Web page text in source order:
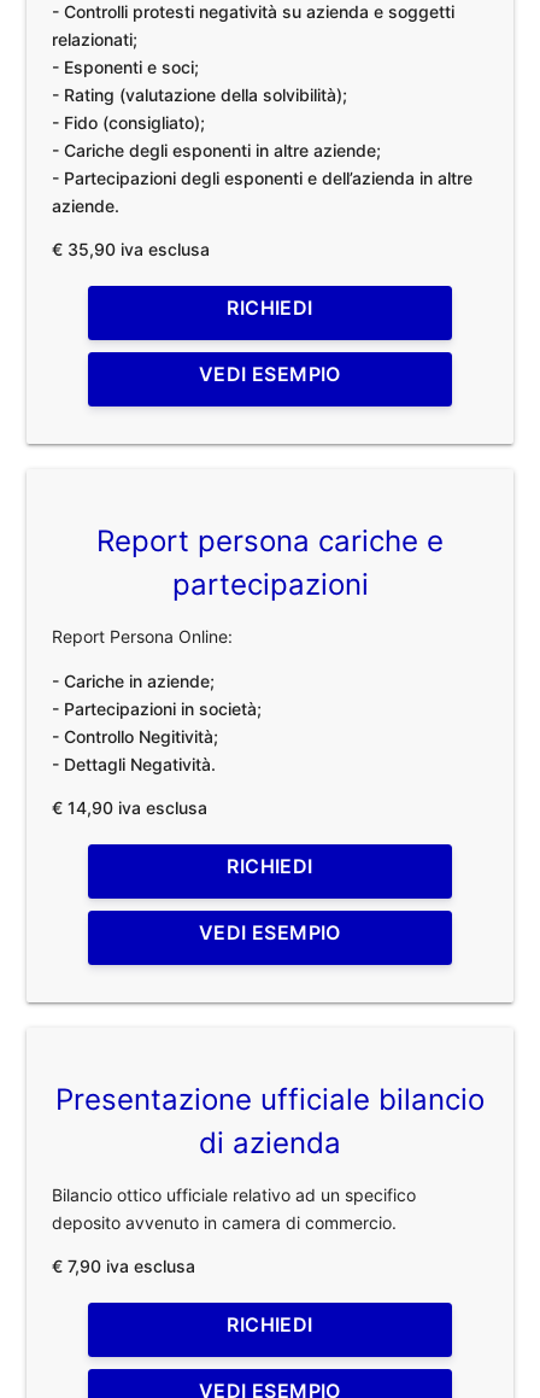
- Controlli protesti negatività su azienda e soggetti
relazionati;
- Esponenti e soci;
- Rating (valutazione della solvibilità);
- Fido (consigliato);
- Cariche degli esponenti in altre aziende;
- Partecipazioni degli esponenti e dell’azienda in altre
aziende.
€ 35,90 iva esclusa
RICHIEDI
VEDI ESEMPIO
Report persona cariche e
partecipazioni
Report Persona Online:
- Cariche in aziende;
- Partecipazioni in società;
- Controllo Negitività;
- Dettagli Negatività.
€ 14,90 iva esclusa
RICHIEDI
VEDI ESEMPIO
Presentazione ufficiale bilancio
di azienda
Bilancio ottico ufficiale relativo ad un specifico
deposito avvenuto in camera di commercio.
€ 7,90 iva esclusa
RICHIEDI
VEDI ESEMPIO